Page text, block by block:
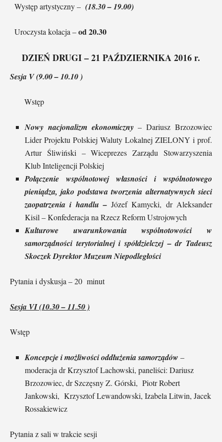
Występ artystyczny – (18.30 – 19.00)
Uroczysta kolacja –od 20.30
DZIEŃ DRUGI – 21 PAŹDZIERNIKA 2016 r.
Sesja V (9.00 – 10.10 )
Wstęp
Nowy nacjonalizm ekonomiczny– Dariusz Brzozowiec
Lider Projektu Polskiej Waluty Lokalnej ZIELONY i prof.
Artur Śliwiński – Wiceprezes Zarządu Stowarzyszenia
Klub Inteligencji Polskiej
Połączenie wspólnotowej własności i wspólnotowego
pieniądza, jako podstawa tworzenia alternatywnych sieci
zaopatrzenia i handlu –Józef Kamycki, dr Aleksander
Kisil – Konfederacja na Rzecz Reform Ustrojowych
Kulturowe uwarunkowania wspólnotowości w
samorządności terytorialnej i spółdzielczej – dr Tadeusz
Skoczek Dyrektor Muzeum Niepodległości
Pytania i dyskusja – 20 minut
Sesja VI (10.30 – 11.50 )
Wstęp
Koncepcje i możliwości oddłużenia samorządów –
moderacja dr Krzysztof Lachowski, paneliści: Dariusz
Brzozowiec, dr Szczęsny Z. Górski, Piotr Robert
Jankowski, Krzysztof Lewandowski, Izabela Litwin, Jacek
Rossakiewicz
Pytania z sali w trakcie sesji